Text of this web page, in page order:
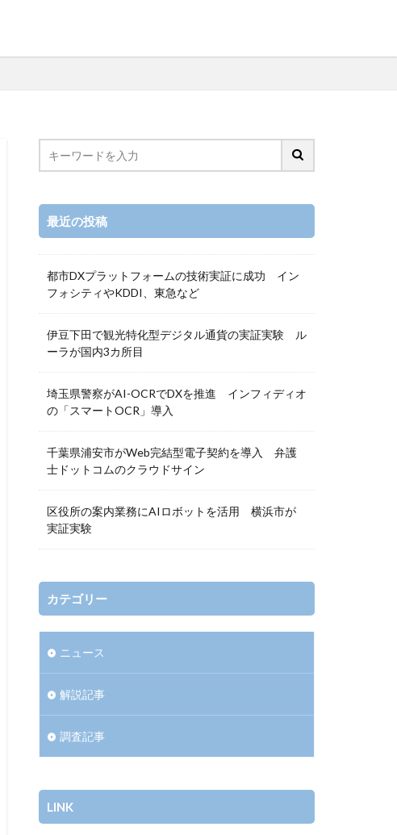
最近の投稿
都市DXプラットフォームの技術実証に成功 イン
フォシティやKDDI、東急など
伊豆下田で観光特化型デジタル通貨の実証実験 ル
ーラが国内3カ所目
埼玉県警察がAI-OCRでDXを推進 インフィディオ
の「スマートOCR」導入
千葉県浦安市がWeb完結型電子契約を導入 弁護
士ドットコムのクラウドサイン
区役所の案内業務にAIロボットを活用 横浜市が
実証実験
カテゴリー
ニュース
解説記事
調査記事
LINK